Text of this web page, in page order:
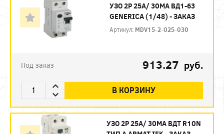
УЗО 2P 25А/ 30МА ВД1-63
GENERICA (1/48) - ЗАКАЗ
Артикул: MDV15-2-025-030
Под заказ 913.27 руб.
В КОРЗИНУ
УЗО 2P 25А/ 30МА ВДТ R10N